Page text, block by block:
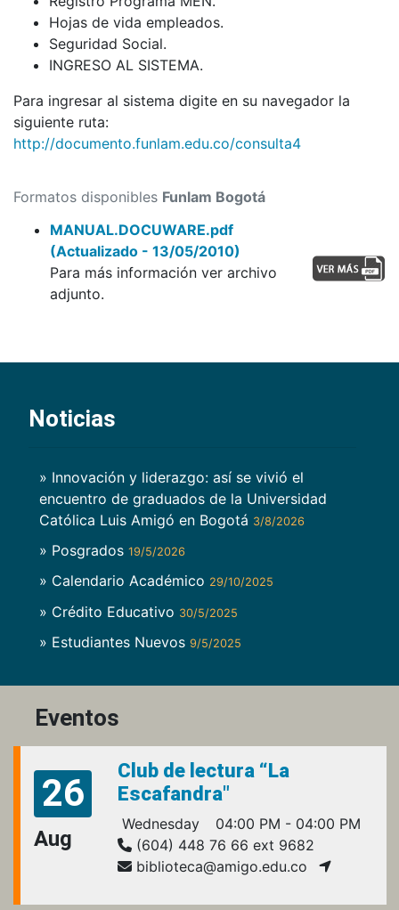
Hojas de vida empleados.
Seguridad Social.
INGRESO AL SISTEMA.
Para ingresar al sistema digite en su navegador la
siguiente ruta:
http://documento.funlam.edu.co/consulta4
Formatos disponibles Funlam Bogotá
MANUAL.DOCUWARE.pdf
(Actualizado - 13/05/2010)
Para más información ver archivo
adjunto.
Noticias
» Innovación y liderazgo: así se vivió el
encuentro de graduados de la Universidad
Católica Luis Amigó en Bogotá 3/8/2026
» Posgrados 19/5/2026
» Calendario Académico 29/10/2025
» Crédito Educativo 30/5/2025
» Estudiantes Nuevos 9/5/2025
Eventos
26
Aug
Club de lectura “La
Escafandra"
Wednesday
04:00 PM - 04:00 PM
(604) 448 76 66 ext 9682
biblioteca@amigo.edu.co